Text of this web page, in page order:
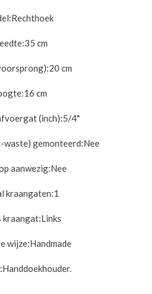
Rechthoek
35 cm
20 cm
16 cm
(inch):5/4"
gemonteerd:Nee
aanwezig:Nee
kraangaten:1
kraangat:Links
wijze:Handmade
Handdoekhouder.